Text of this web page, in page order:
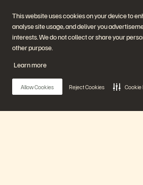
This website uses cookies on your device to
analyse site usage, and deliver you
interests. We do not collect or share your
other purpose.
Learn more
Allow Cookies Reject Cookies
プラットフォームと製品
エンタープライズ・デー
タ・クラウド
Evergreen//One
FlashBlade
リアルタイムのエンタープ
ライズ・ファイル